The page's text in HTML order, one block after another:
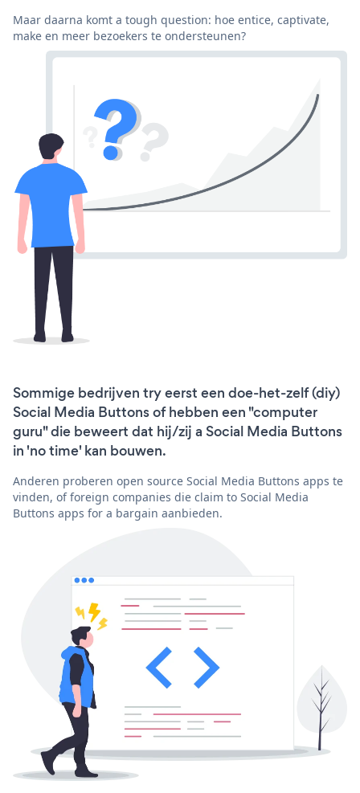
Maar daarna komt a tough question: hoe entice, captivate,
make en meer bezoekers te ondersteunen?
Sommige bedrijven try eerst een doe-het-zelf (diy)
Social Media Buttons of hebben een "computer
guru" die beweert dat hij/zij a Social Media Buttons
in 'no time' kan bouwen.
Anderen proberen open source Social Media Buttons apps te
vinden, of foreign companies die claim to Social Media
Buttons apps for a bargain aanbieden.